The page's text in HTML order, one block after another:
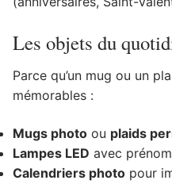
Les objets du
Parce qu’un mug ou un
mémorables :
Mugs photo ou plaids
Lampes LED avec
Calendriers photo pour